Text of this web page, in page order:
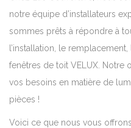
notre équipe d’installateurs
sommes prêts à répondre à
l’installation, le
fenêtres de toit VELUX. Notre
vos besoins en matière de
pièces !
Voici ce que nous vous